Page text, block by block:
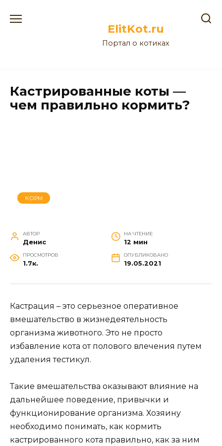
ElitKot.ru
Портал о котиках
Кастрированные коты —
чем правильно кормить?
КОРМ
АВТОР
Денис
НА ЧТЕНИЕ
12 мин
ПРОСМОТРОВ
1.7к.
ОПУБЛИКОВАНО
19.05.2021
Кастрация – это серьезное оперативное
вмешательство в жизнедеятельность
организма животного. Это не просто
избавление кота от полового влечения путем
удаления тестикул.
Такие вмешательства оказывают влияние на
дальнейшее поведение, привычки и
функционирование организма. Хозяину
необходимо понимать, как кормить
кастрированного кота правильно, как за ним